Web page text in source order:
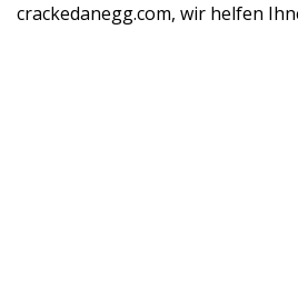
crackedanegg.com, wir helfen